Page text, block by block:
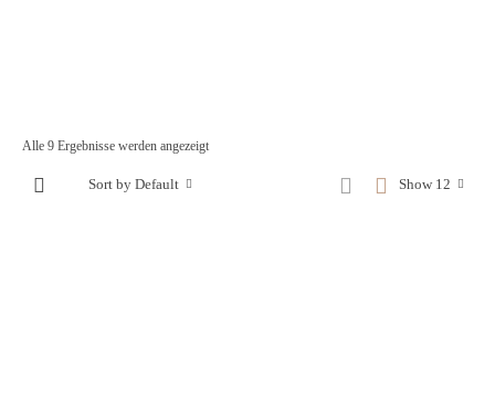
Alle 9 Ergebnisse werden angezeigt
Show 12
Sort by Default